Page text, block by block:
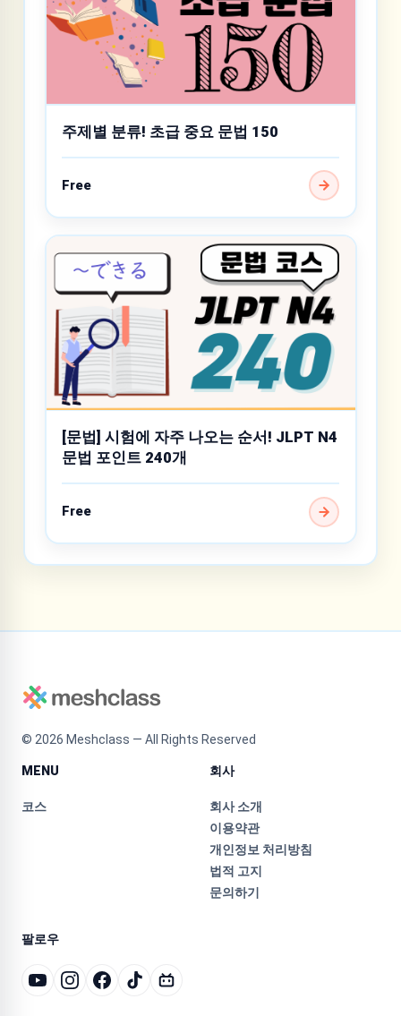
주제별 분류! 초급 중요 문법 150
Free
[문법] 시험에 자주 나오는 순서! JLPT N4
문법 포인트 240개
Free
© 2026 Meshclass — All Rights Reserved
MENU
코스
회사
회사 소개
이용약관
개인정보 처리방침
법적 고지
문의하기
팔로우